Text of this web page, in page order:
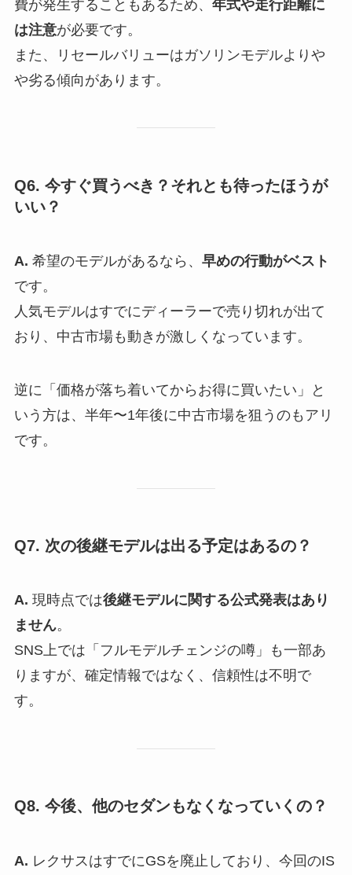
費が発生することもあるため、 年式や走行距離に
は注意が必要です。
また、リセールバリューはガソリンモデルよりや
や劣る傾向があります。
Q6. 今すぐ買うべき？それとも待ったほうが
いい？
A. 希望のモデルがあるなら、 早めの行動がベスト
です。
人気モデルはすでにディーラーで売り切れが出て
おり、中古市場も動きが激しくなっています。
逆に「価格が落ち着いてからお得に買いたい」と
いう方は、半年〜1年後に中古市場を狙うのもアリ
です。
Q7. 次の後継モデルは出る予定はあるの？
A. 現時点では後継モデルに関する公式発表はあり
ません。
SNS上では「フルモデルチェンジの噂」も一部あ
りますが、確定情報ではなく、信頼性は不明で
す。
Q8. 今後、他のセダンもなくなっていくの？
A. レクサスはすでにGSを廃止しており、今回のIS